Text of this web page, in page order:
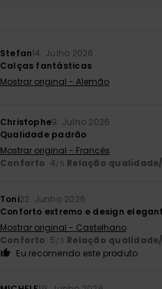
Stefan14. Julho 2026
Calças fantásticas
Mostrar original - Alemão
Christophe9. Julho 2026
Qualidade padrão
Mostrar original - Francês
Conforto: 4/5 Relação
Toni22. Junho 2026
Conforto extremo e design
Mostrar original - Castelhano
Conforto: 5/5 Relação
Eu recomendo este produto